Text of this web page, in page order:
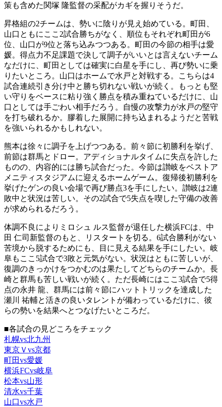
策も含めた関塚 隆監督の采配がカギを握りそうだ。
昇格組の2チームは、勢いに陰りが見え始めている。町田、
山口ともにここ2試合勝ちがなく、順位もそれぞれ町田が6
位、山口が9位と落ち込みつつある。町田の今節の相手は愛
媛。得点力不足課題で決して調子がいいとは言えないチーム
なだけに、町田としては確実に白星を手にし、再び勢いに乗
りたいところ。山口はホームで水戸と対戦する。こちらは4
試合連続引き分け中と勝ち切れない戦いが続く。もっとも堅
い守りをベースに粘り強く勝点を積み重ねているだけに、山
口としては手ごわい相手だろう。自慢の攻撃力が水戸の堅守
を打ち破れるか。膠着した展開に持ち込まれるようだと苦戦
を強いられるかもしれない。
熊本は徐々に調子を上げつつある。前々節に初勝利を挙げ、
前節は群馬とドロー。アディショナルタイムに失点を許した
ものの、内容的には勝ち試合だった。今節は讃岐をベストア
メニティスタジアムに迎えるホームゲーム。復帰後初勝利を
挙げたゲンの良い会場で再び勝点3を手にしたい。讃岐は2連
敗中と状況は苦しい。その2試合で5失点を喫した守備の改善
が求められるだろう。
体調不良によりミロシュ ルス監督が退任した横浜FCは、中
田 仁司新監督のもと、リスタートを切る。6試合勝利がない
苦境から脱するためにも、目に見える結果を手にしたい。岐
阜もここ5試合で3敗と元気がない。状況はともに苦しいが、
復調のきっかけをつかむのは果たしてどちらのチームか。長
崎と群馬も苦しい戦いが続く。ただ長崎にはここ3試合で5得
点の永井 龍、群馬には前々節にハットトリックを達成した
瀬川 祐輔と活きの良いタレントが備わっているだけに、彼
らの勢いを結果へとつなげたいところだ。
■各試合の見どころをチェック
札幌vs北九州
東京Ｖvs京都
町田vs愛媛
横浜FCvs岐阜
松本vs山形
清水vs千葉
山口vs水戸